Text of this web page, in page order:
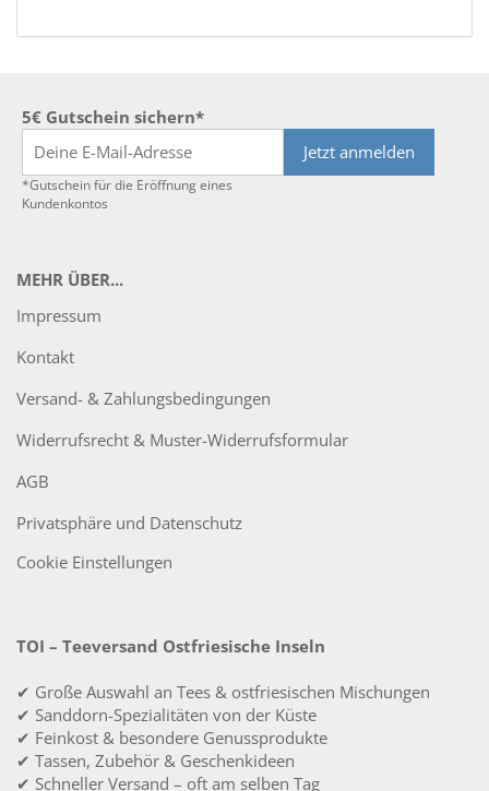
5€ Gutschein sichern*
Jetzt anmelden
*Gutschein für die Eröffnung eines
Kundenkontos
MEHR ÜBER...
Impressum
Kontakt
Versand- & Zahlungsbedingungen
Widerrufsrecht & Muster-Widerrufsformular
AGB
Privatsphäre und Datenschutz
Cookie Einstellungen
TOI – Teeversand Ostfriesische Inseln
✔ Große Auswahl an Tees & ostfriesischen Mischungen
✔ Sanddorn-Spezialitäten von der Küste
✔ Feinkost & besondere Genussprodukte
✔ Tassen, Zubehör & Geschenkideen
✔ Schneller Versand – oft am selben Tag